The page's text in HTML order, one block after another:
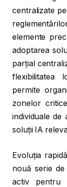
centralizate
elemente
adoptarea
parțial
flexibilitatea
permite
zonelor
individuale de
soluții IA
Evoluția
nouă serie
activ pentru